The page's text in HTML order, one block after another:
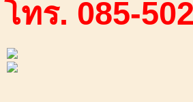
โทร. 085-